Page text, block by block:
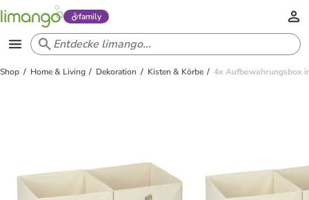
family
Shop Home & Living Dekoration Kisten & Körbe 4x Aufbewahrungsbox